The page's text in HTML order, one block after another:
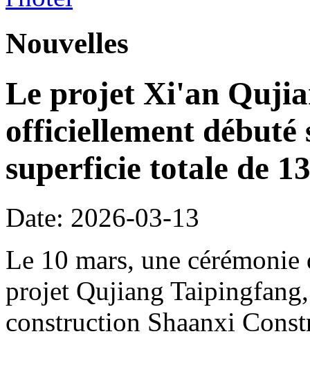
Nouvelles
Le projet Xi'an
officiellement débuté
superficie totale de
Date: 2026-03-13
Le 10 mars, une
projet Qujiang
construction Shaanxi